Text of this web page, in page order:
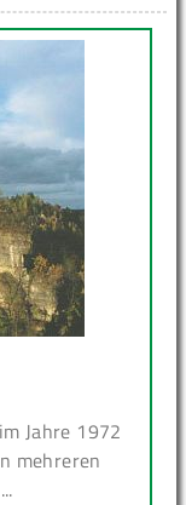
Jahre 1972
mehreren